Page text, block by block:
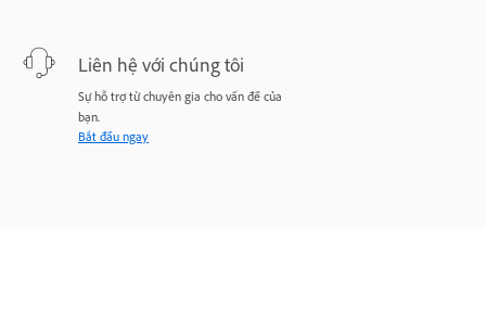
Liên hệ với chúng tôi
Sự hỗ trợ từ chuyên gia cho vấn đề của
bạn.
Bắt đầu ngay